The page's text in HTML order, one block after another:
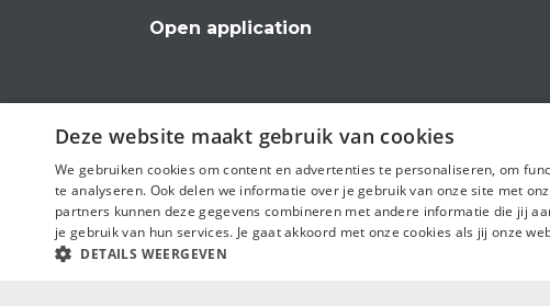
Open application
Follow us
Deze website maakt gebruik van cookies
We gebruiken cookies om content en advertenties te personaliseren, om
te analyseren. Ook delen we informatie over je gebruik van onze site met
partners kunnen deze gegevens combineren met andere informatie die jij
je gebruik van hun services. Je gaat akkoord met onze cookies als jij onze
DETAILS WEERGEVEN